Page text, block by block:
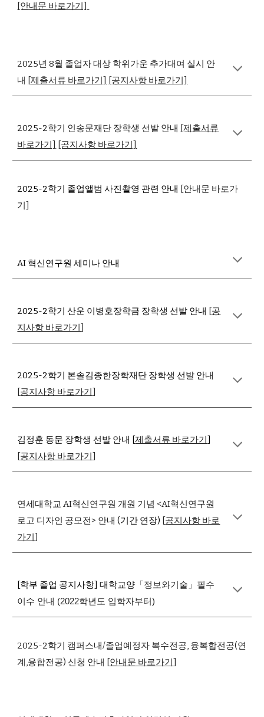
[안내문 바로가기]
2025년 8월 졸업자 대상 학위가운 추가대여 실시 안
내 [제출서류 바로가기] [공지사항 바로가기]
2025-2학기 인송문재단 장학생 선발 안내 [제출서류
바로가기] [공지사항 바로가기]
2025-2학기 졸업앨범 사진촬영 관련 안내 [안내문 바로가
기]
AI 혁신연구원 세미나 안내
2025-2학기 산운 이병호장학금 장학생 선발 안내 [공
지사항 바로가기]
2025-2학기 본솔김종한장학재단 장학생선발 안내
[공지사항 바로가기]
김정훈 동문 장학생 선발 안내 [제출서류 바로가기]
[공지사항 바로가기]
연세대학교 AI혁신연구원 개원 기념 <AI혁신연구원
로고 디자인 공모전> 안내 (기간 연장) [공지사항 바로
가기]
[학부 졸업 공지사항] 대학교양 「정보와기술」필수
이수 안내 (2022학년도 입학자부터)
2025-2학기 캠퍼스내/졸업예정자 복수전공, 융복합전공(연
계,융합전공) 신청 안내 [안내문 바로가기]